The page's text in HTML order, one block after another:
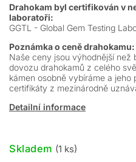
Drahokam byl certifikován v
laboratoři:
GGTL - Global Gem Testing
Poznámka o ceně drahokamu:
Naše ceny jsou výhodnější než
dovozu drahokamů z celého
kámen osobně vybíráme a jeho
certifikáty z mezinárodně
Detailní informace
Skladem (1 ks)